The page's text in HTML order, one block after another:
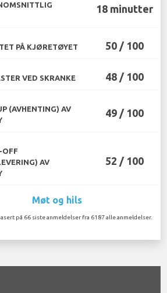
18 minutter
PÅ KJØRETØYET 50 / 100
VED SKRANKE 48 / 100
(AVHENTING) AV
49 / 100
OFF
AV
52 / 100
Møt og hils
på 66 siste anmeldelser fra 6187 alle anmeldelser.